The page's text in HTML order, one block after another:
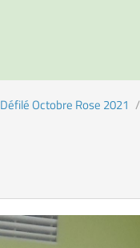
Défilé Octobre Rose 2021